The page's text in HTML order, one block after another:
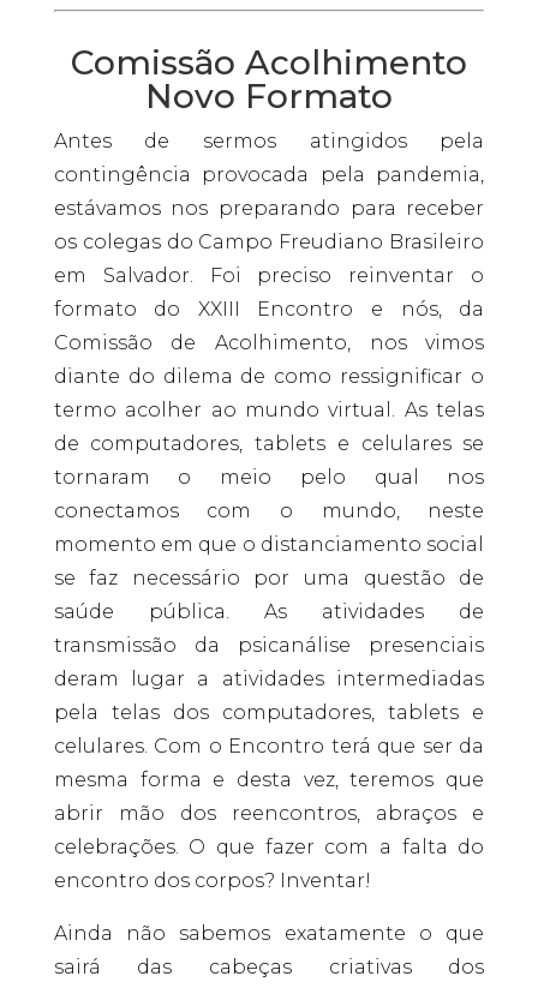
Comissão Acolhimento
Novo Formato
Antes de sermos atingidos pela
contingência provocada pela pandemia,
estávamos nos preparando para receber
os colegas do Campo Freudiano Brasileiro
em Salvador. Foi preciso reinventar o
formato do XXIII Encontro e nós, da
Comissão de Acolhimento, nos vimos
diante do dilema de como ressignificar o
termo acolher ao mundo virtual. As telas
de computadores, tablets e celulares se
tornaram o meio pelo qual nos
conectamos com o mundo, neste
momento em que o distanciamento social
se faz necessário por uma questão de
saúde pública. As atividades de
transmissão da psicanálise presenciais
deram lugar a atividades intermediadas
pela telas dos computadores, tablets e
celulares. Com o Encontro terá que ser da
mesma forma e desta vez, teremos que
abrir mão dos reencontros, abraços e
celebrações. O que fazer com a falta do
encontro dos corpos? Inventar!
Ainda não sabemos exatamente o que
sairá das cabeças criativas dos